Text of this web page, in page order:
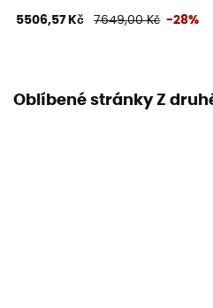
5506,57 Kč 7649,00 Kč -28%
Oblíbené stránky Z